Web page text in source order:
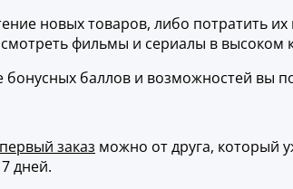
новых товаров, либо потратить их
фильмы и сериалы в высоком
баллов и возможностей вы
заказ можно от друга, который
дней.